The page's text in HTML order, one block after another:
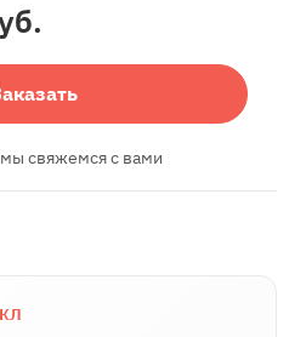
мы свяжемся с вами